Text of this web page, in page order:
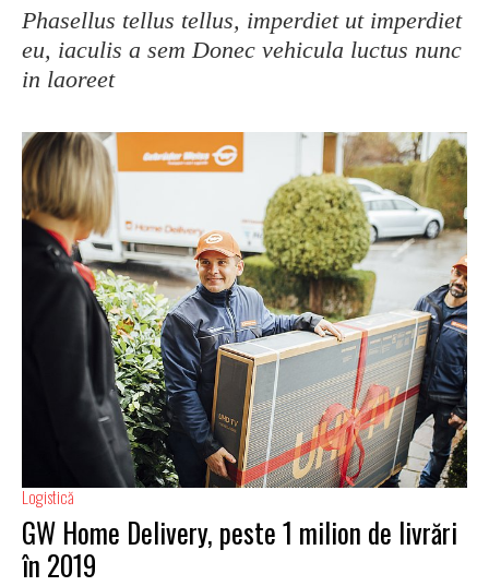
Phasellus tellus tellus, imperdiet ut imperdiet
eu, iaculis a sem Donec vehicula luctus nunc
in laoreet
Logistică
GW Home Delivery, peste 1 milion de livrări
în 2019